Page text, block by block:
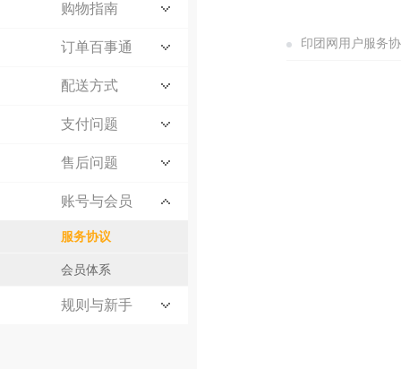
购物指南
订单百事通
配送方式
支付问题
售后问题
账号与会员
服务协议
会员体系
规则与新手
印团网用户服务